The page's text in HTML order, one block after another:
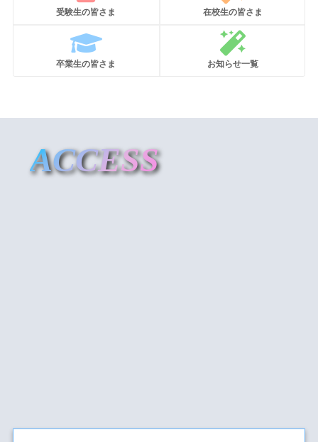
受験生の皆さま 在校生の皆さま
卒業生の皆さま お知らせ一覧
ACCESS